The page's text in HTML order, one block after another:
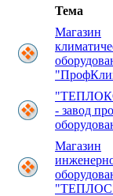
Тема
Магазин
- завод
Магазин